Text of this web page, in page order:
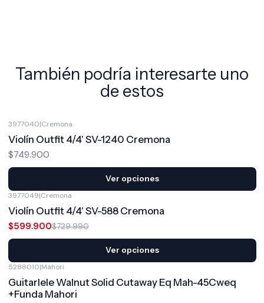
También podría interesarte uno
de estos
3977040|Cremona
Violín Outfit 4/4' SV-1240 Cremona
$749.900
Ver opciones
3977049|Cremona
Violín Outfit 4/4' SV-588 Cremona
$599.900$729.990
Ver opciones
5288010|Mahori
Guitarlele Walnut Solid Cutaway Eq Mah-45Cweq
+Funda Mahori